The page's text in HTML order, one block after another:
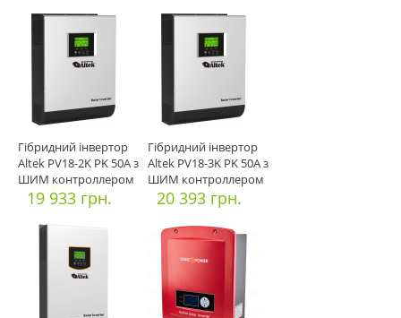
Гібридний інвертор
Altek PV18-2K PK 50А з
ШИМ контроллером
19 933 грн.
Гібридний інвертор
Altek PV18-3K PK 50А з
ШИМ контроллером
20 393 грн.